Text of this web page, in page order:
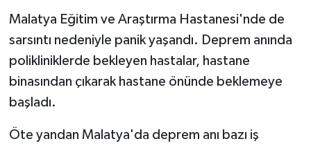
Malatya Eğitim ve Araştırma Hastanesi'nde de
sarsıntı nedeniyle panik yaşandı. Deprem anında
polikliniklerde bekleyen hastalar, hastane
binasından çıkarak hastane önünde beklemeye
başladı.
Öte yandan Malatya'da deprem anı bazı iş